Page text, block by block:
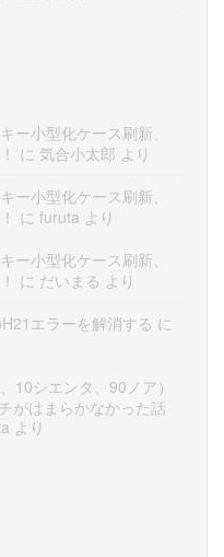
ー小型化ケース刷新、
に 気合小太郎 より
ー小型化ケース刷新、
に furuta より
ー小型化ケース刷新、
に だいまる より
エラーを解消する に
10シエンタ、90ノア）
がはまらかなかった話
より